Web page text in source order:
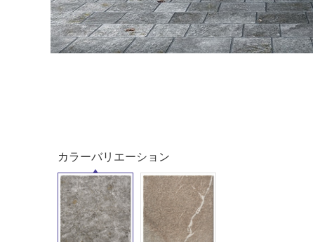
カラーバリエーション
屋内床・
屋外床・
浴室床・
駐車場
非
土足・遮
音・床暖